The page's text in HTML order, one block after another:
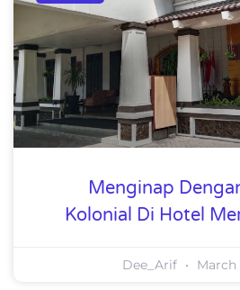
Menginap
Kolonial Di Hotel
Dee_Arif March